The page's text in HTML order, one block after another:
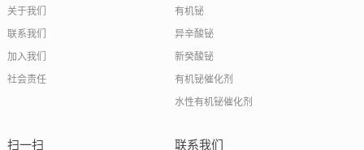
关于我们
联系我们
加入我们
社会责任
有机铋
异辛酸铋
新癸酸铋
有机铋催化剂
水性有机铋催化剂
扫一扫 联系我们